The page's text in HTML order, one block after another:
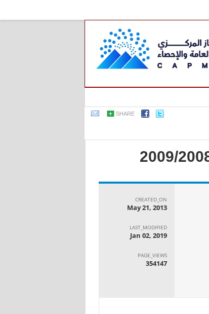
SHARE
CREATED_ON
May 21, 2013
LAST_MODIFIED
Jan 02, 2019
PAGE_VIEWS
354147